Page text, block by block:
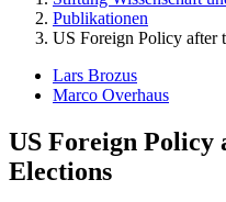
Publikationen
US Foreign Policy after
Lars Brozus
Marco Overhaus
US Foreign Policy
Elections